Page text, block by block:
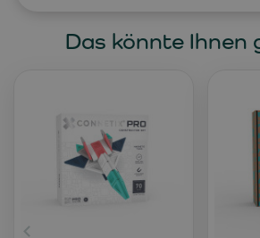
Das könnte Ihnen